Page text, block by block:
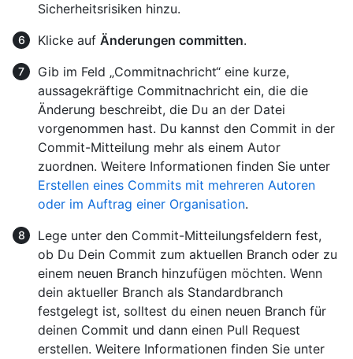
Sicherheitsrisiken hinzu.
Klicke auf Änderungen committen.
Gib im Feld „Commitnachricht“ eine kurze,
aussagekräftige Commitnachricht ein, die die
Änderung beschreibt, die Du an der Datei
vorgenommen hast. Du kannst den Commit in der
Commit-Mitteilung mehr als einem Autor
zuordnen. Weitere Informationen finden Sie unter
Erstellen eines Commits mit mehreren Autoren
oder im Auftrag einer Organisation.
Lege unter den Commit-Mitteilungsfeldern fest,
ob Du Dein Commit zum aktuellen Branch oder zu
einem neuen Branch hinzufügen möchten. Wenn
dein aktueller Branch als Standardbranch
festgelegt ist, solltest du einen neuen Branch für
deinen Commit und dann einen Pull Request
erstellen. Weitere Informationen finden Sie unter